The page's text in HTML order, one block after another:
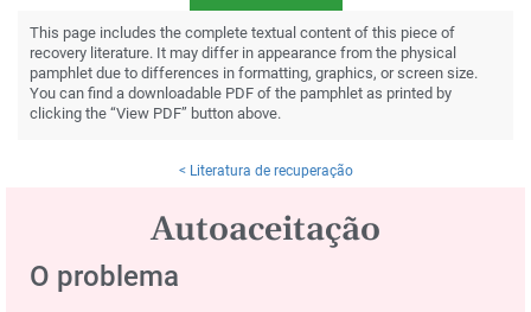
This page includes the complete textual content of this piece of
recovery literature. It may differ in appearance from the physical
pamphlet due to differences in formatting, graphics, or screen size.
You can find a downloadable PDF of the pamphlet as printed by
clicking the “View PDF” button above.
< Literatura de recuperação
Autoaceitação
O problema